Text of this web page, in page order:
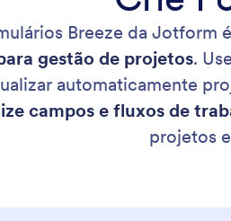
Breeze da Jotform
gestão de projetos.
automaticamente
campos e fluxos de
projetos